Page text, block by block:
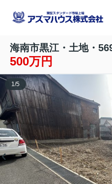
海南市黒江・土地・
500万円
1 /5